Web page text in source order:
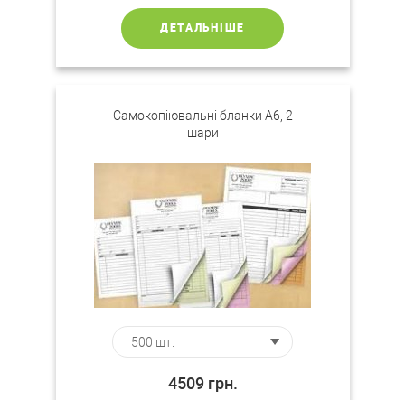
ДЕТАЛЬНІШЕ
Самокопіювальні бланки А6, 2
шари
4509 грн.